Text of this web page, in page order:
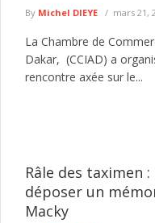
By Michel DIEYE mars 21,
La Chambre de
Dakar, (CCIAD) a
rencontre axée sur le...
Râle des taximen
déposer un
Macky